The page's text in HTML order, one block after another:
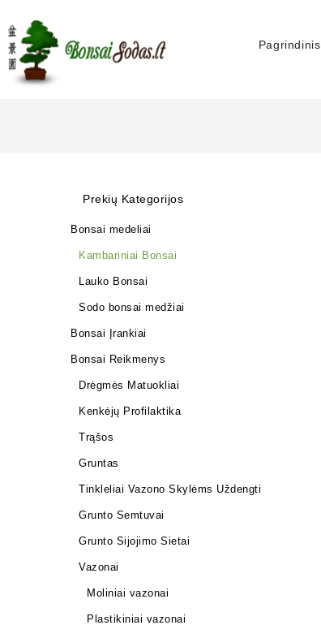
Pagrindinis
Prekių Kategorijos
Bonsai medeliai
Kambariniai Bonsai
Lauko Bonsai
Sodo bonsai medžiai
Bonsai Įrankiai
Bonsai Reikmenys
Drėgmės Matuokliai
Kenkėjų Profilaktika
Trąšos
Gruntas
Tinkleliai Vazono Skylėms Uždengti
Grunto Semtuvai
Grunto Sijojimo Sietai
Vazonai
Moliniai vazonai
Plastikiniai vazonai